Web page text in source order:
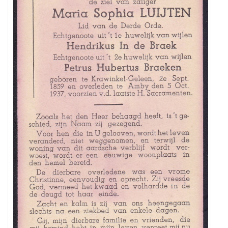
Maria
Sophia
Luijten,
geboren
te
Krawinkel-
Geleen
op
2
september
1859
,
overleden
te
Amby-
Maastricht
o
5
oktober
1937.
Zij